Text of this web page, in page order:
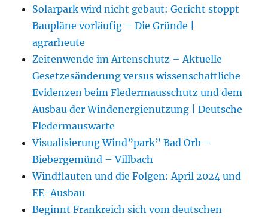
Solarpark wird nicht gebaut: Gericht stoppt
Baupläne vorläufig – Die Gründe |
agrarheute
Zeitenwende im Artenschutz – Aktuelle
Gesetzesänderung versus wissenschaftliche
Evidenzen beim Fledermausschutz und dem
Ausbau der Windenergienutzung | Deutsche
Fledermauswarte
Visualisierung Wind”park” Bad Orb –
Biebergemünd – Villbach
Windflauten und die Folgen: April 2024 und
EE-Ausbau
Beginnt Frankreich sich vom deutschen